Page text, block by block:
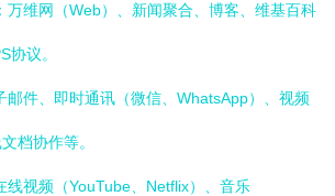
：万维网（Web）、新闻聚合、博客、维基百科
协议。
邮件、即时通讯（微信、WhatsApp）、视频
档协作等。
线视频（YouTube、Netflix）、音乐